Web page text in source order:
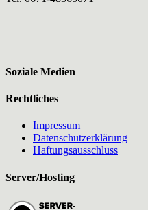
Soziale Medien
Rechtliches
Impressum
Datenschutzerklärung
Haftungsausschluss
Server/Hosting